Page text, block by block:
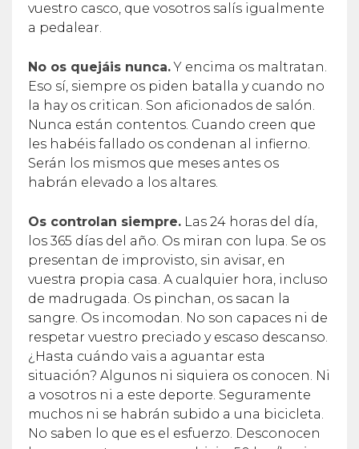
vuestro casco, que vosotros salís igualmente
a pedalear.
No os quejáis nunca.Y encima os maltratan.
Eso sí, siempre os piden batalla y cuando no
la hay os critican. Son aficionados de salón.
Nunca están contentos. Cuando creen que
les habéis fallado os condenan al infierno.
Serán los mismos que meses antes os
habrán elevado a los altares.
Os controlan siempre. Las 24 horas del día,
los 365 días del año. Os miran con lupa. Se os
presentan de improvisto, sin avisar, en
vuestra propia casa. A cualquier hora, incluso
de madrugada. Os pinchan, os sacan la
sangre. Os incomodan. No son capaces ni de
respetar vuestro preciado y escaso descanso.
¿Hasta cuándo vais a aguantar esta
situación? Algunos ni siquiera os conocen. Ni
a vosotros ni a este deporte. Seguramente
muchos ni se habrán subido a una bicicleta.
No saben lo que es el esfuerzo. Desconocen